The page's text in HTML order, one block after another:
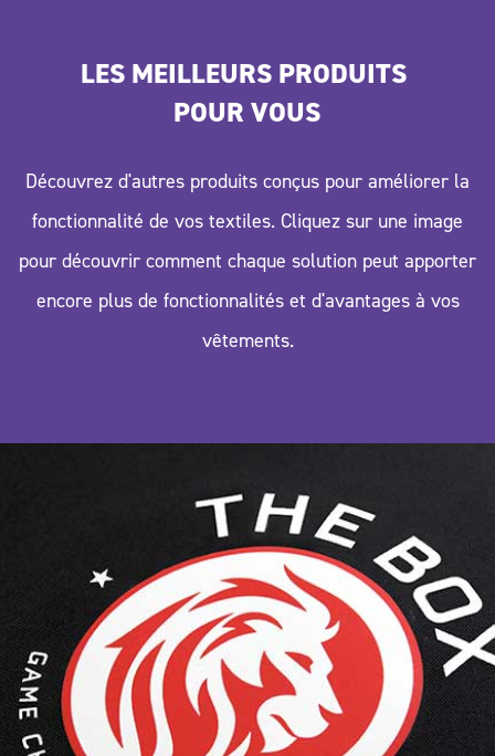
LES MEILLEURS PRODUITS
POUR VOUS
Découvrez d'autres produits conçus pour améliorer la
fonctionnalité de vos textiles. Cliquez sur une image
pour découvrir comment chaque solution peut apporter
encore plus de fonctionnalités et d'avantages à vos
vêtements.
ECOBLOCK BLACK | CONDUCTIVE est
un transfert conducteur en PU plat,
qui supporte les flux électriques.